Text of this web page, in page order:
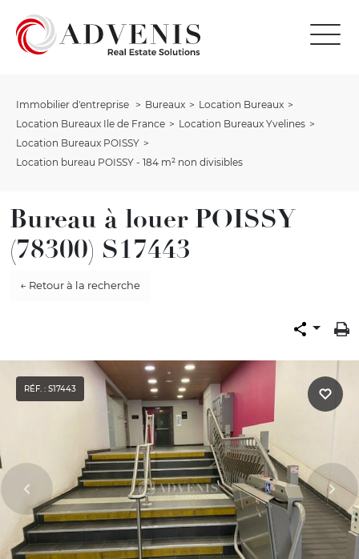
Immobilier d'entreprise Bureaux
Location Bureaux
Location Bureaux Ile de France
Location Bureaux Yvelines
Location Bureaux POISSY
Location bureau POISSY - 184 m² non divisibles
Bureau à louer POISSY
(78300) S17443
← Retour à la recherche
RÉF. : S17443